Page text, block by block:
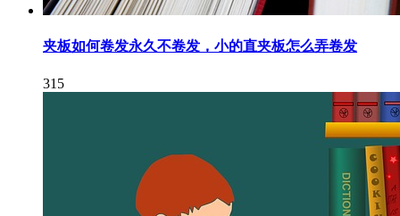
夹板如何卷发永久不卷发，小的直夹板怎么弄卷发
315